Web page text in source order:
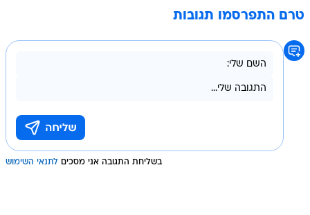
טרם התפרסמו תגובות
בשליחת התגובה אני מסכים לתנאי השימוש